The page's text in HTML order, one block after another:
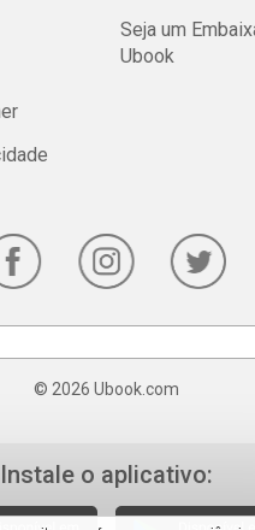
Seja um
Ubook
© 2026 Ubook.com
Instale o aplicativo: